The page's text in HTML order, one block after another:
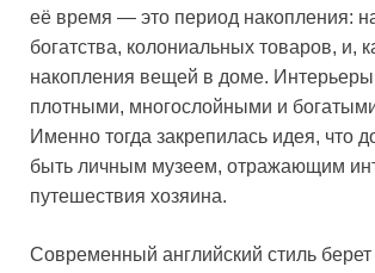
её время — это период накопления:
богатства, колониальных товаров, и,
накопления вещей в доме. Интерьеры
плотными, многослойными и богатыми
Именно тогда закрепилась идея, что
быть личным музеем, отражающим
путешествия хозяина.
Современный английский стиль